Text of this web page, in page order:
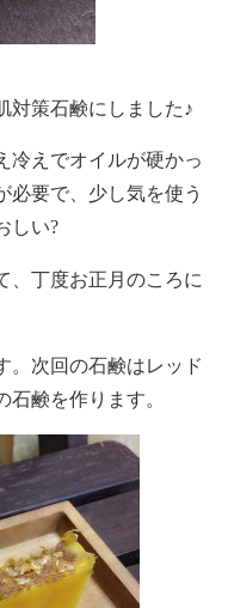
対策石鹸にしました♪
冷えでオイルが硬かっ
必要で、少し気を使う
しい?
、丁度お正月のころに
。次回の石鹸はレッド
鹸を作ります。